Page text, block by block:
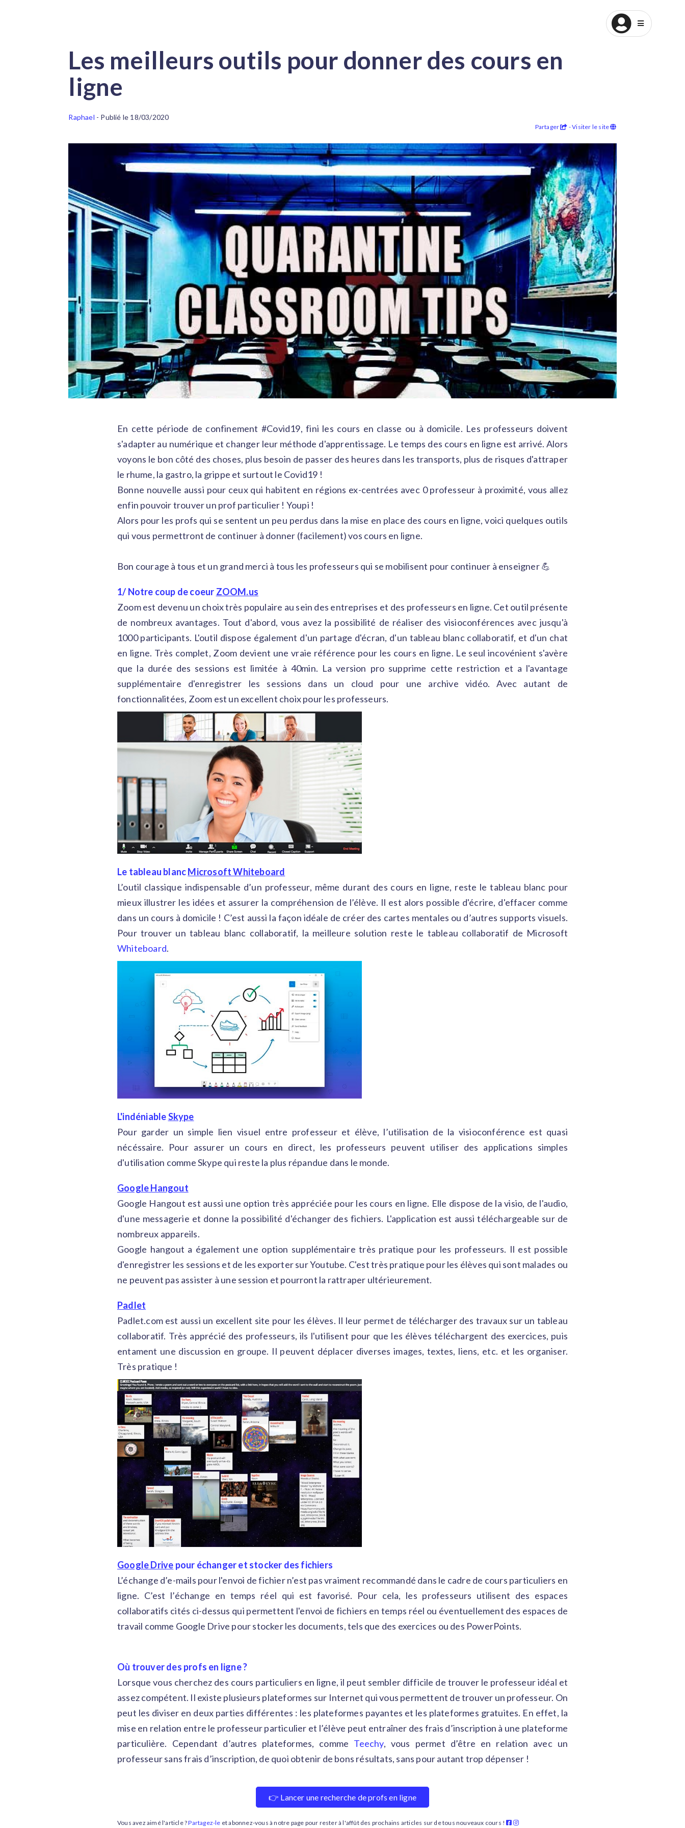
Les meilleurs outils pour donner des cours en
ligne
Raphael - Publié le 18/03/2020
Partager - Visiter le site
En cette période de confinement #Covid19, fini les cours en classe ou à domicile. Les professeurs doivent
s'adapter au numérique et changer leur méthode d'apprentissage. Le temps des cours en ligne est arrivé. Alors
voyons le bon côté des choses, plus besoin de passer des heures dans les transports, plus de risques d'attraper
le rhume, la gastro, la grippe et surtout le Covid19 !
Bonne nouvelle aussi pour ceux qui habitent en régions ex-centrées avec 0 professeur à proximité, vous allez
enfin pouvoir trouver un prof particulier ! Youpi !
Alors pour les profs qui se sentent un peu perdus dans la mise en place des cours en ligne, voici quelques outils
qui vous permettront de continuer à donner (facilement) vos cours en ligne.
Bon courage à tous et un grand merci à tous les professeurs qui se mobilisent pour continuer à enseigner 💪
1/ Notre coup de coeur ZOOM.us
Zoom est devenu un choix très populaire au sein des entreprises et des professeurs en ligne. Cet outil présente
de nombreux avantages. Tout d'abord, vous avez la possibilité de réaliser des visioconférences avec jusqu'à
1000 participants. L'outil dispose également d'un partage d'écran, d'un tableau blanc collaboratif, et d'un chat
en ligne. Très complet, Zoom devient une vraie référence pour les cours en ligne. Le seul incovénient s'avère
que la durée des sessions est limitée à 40min. La version pro supprime cette restriction et a l'avantage
supplémentaire d'enregistrer les sessions dans un cloud pour une archive vidéo. Avec autant de
fonctionnalitées, Zoom est un excellent choix pour les professeurs.
Le tableau blancMicrosoft Whiteboard
L’outil classique indispensable d’un professeur, même durant des cours en ligne, reste le tableau blanc pour
mieux illustrer les idées et assurer la compréhension de l’élève. Il est alors possible d'écrire, d'effacer comme
dans un cours à domicile ! C’est aussi la façon idéale de créer des cartes mentales ou d’autres supports visuels.
Pour trouver un tableau blanc collaboratif, la meilleure solution reste le tableau collaboratif de Microsoft
Whiteboard.
L'indéniableSkype
Pour garder un simple lien visuel entre professeur et élève, l’utilisation de la visioconférence est quasi
nécéssaire. Pour assurer un cours en direct, les professeurs peuvent utiliser des applications simples
d'utilisation comme Skype qui reste la plus répandue dans le monde.
Google Hangout
Google Hangout est aussi une option très appréciée pour les cours en ligne. Elle dispose de la visio, de l'audio,
d'une messagerie et donne la possibilité d'échanger des fichiers. L'application est aussi téléchargeable sur de
nombreux appareils.
Google hangout a également une option supplémentaire très pratique pour les professeurs. Il est possible
d'enregistrer les sessions et de les exporter sur Youtube. C'est très pratique pour les élèves qui sont malades ou
ne peuvent pas assister à une session et pourront la rattraper ultérieurement.
Padlet
Padlet.com est aussi un excellent site pour les élèves. Il leur permet de télécharger des travaux sur un tableau
collaboratif. Très apprécié des professeurs, ils l'utilisent pour que les élèves téléchargent des exercices, puis
entament une discussion en groupe. Il peuvent déplacer diverses images, textes, liens, etc. et les organiser.
Très pratique !
Google Drive pour échanger et stocker des fichiers
L’échange d’e-mails pour l'envoi de fichier n’est pas vraiment recommandé dans le cadre de cours particuliers en
ligne. C’est l’échange en temps réel qui est favorisé. Pour cela, les professeurs utilisent des espaces
collaboratifs cités ci-dessus qui permettent l'envoi de fichiers en temps réel ou éventuellement des espaces de
travail comme Google Drive pour stocker les documents, tels que des exercices ou des PowerPoints.
Où trouver des profs en ligne ?
Lorsque vous cherchez des cours particuliers en ligne, il peut sembler difficile de trouver le professeur idéal et
assez compétent. Il existe plusieurs plateformes sur Internet qui vous permettent de trouver un professeur. On
peut les diviser en deux parties différentes : les plateformes payantes et les plateformes gratuites. En effet, la
mise en relation entre le professeur particulier et l’élève peut entraîner des frais d’inscription à une plateforme
particulière. Cependant d’autres plateformes, comme Teechy, vous permet d’être en relation avec un
professeur sans frais d’inscription, de quoi obtenir de bons résultats, sans pour autant trop dépenser !
👉 Lancer une recherche de profs en ligne
Vous avez aimé l'article ?Partagez-le et abonnez-vous à notre page pour rester à l'affût des prochains articles sur de tous nouveaux cours !